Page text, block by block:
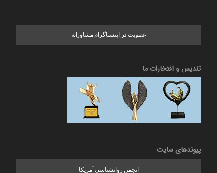
عضویت در اینستاگرام مشاورانه
تندیس و افتخارات ما
پیوندهای سایت
انجمن روانشناسی آمریکا